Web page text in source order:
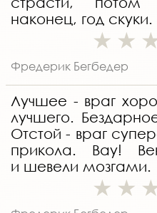
наконец, год скуки.
Фредерик Бегбедер
Лучшее - враг
лучшего.
Отстой - враг
прикола. Вау!
и шевели мозгами.